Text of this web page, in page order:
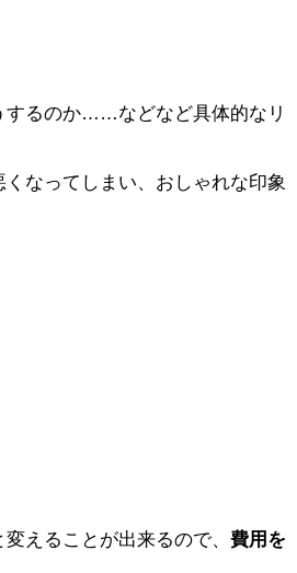
するのか……などなど具体的なリ
なってしまい、おしゃれな印象
えることが出来るので、 費用を